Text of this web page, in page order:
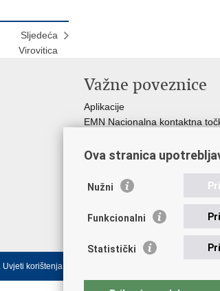
Sljedeća
Virovitica
Važne poveznice
Aplikacije
EMN Nacionalna kontaktna
Policijska akademija
Zaklada policijske solidarnosti
Udruge
Uvjeti korištenja.
Ova stranica
Nužni
Funkcionalni
Statistički